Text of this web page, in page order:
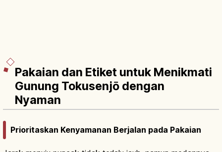
Pakaian dan Etiket untuk Menikmati
Gunung Tokusenjō dengan
Nyaman
Prioritaskan Kenyamanan Berjalan pada Pakaian